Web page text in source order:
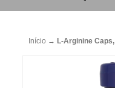
Início → L-Arginine